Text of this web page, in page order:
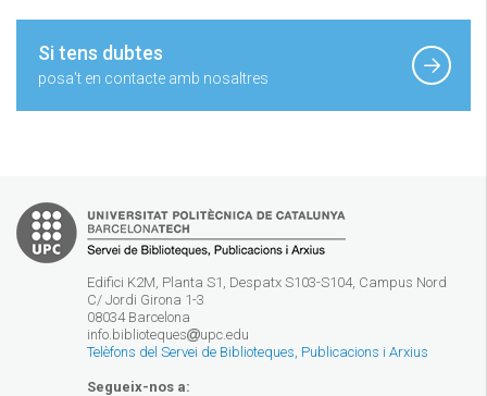
Si tens dubtes
posa't en contacte amb nosaltres
Edifici K2M, Planta S1, Despatx S103-S104, Campus Nord
C/ Jordi Girona 1-3
08034 Barcelona
info.biblioteques
upc.edu
Telèfons del Servei de Biblioteques, Publicacions i Arxius
Segueix-nos a: